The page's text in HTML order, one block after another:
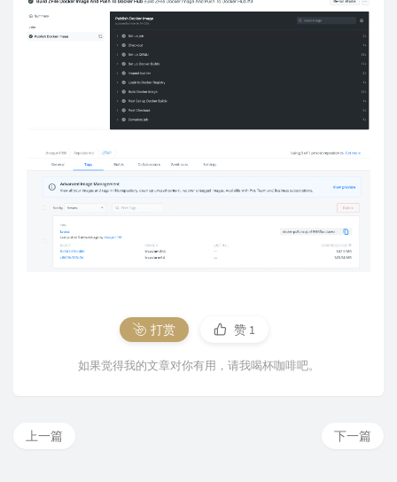
打赏 赞 1
如果觉得我的文章对你有用，请我喝杯咖啡吧。
下一篇
上一篇